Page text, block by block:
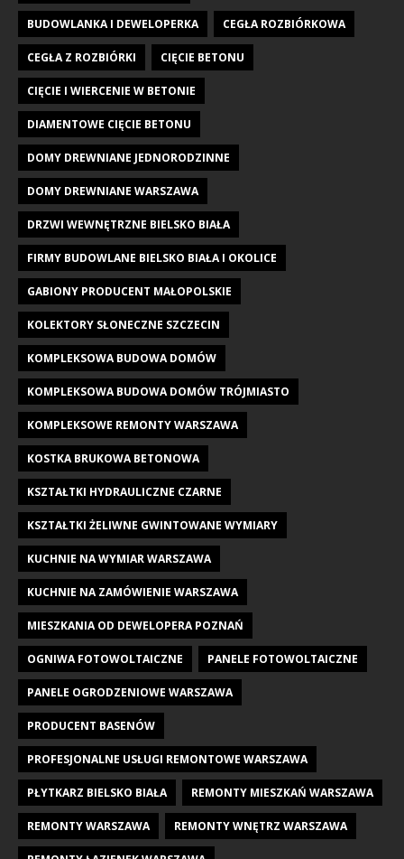
BUDOWLANKA I DEWELOPERKA CEGŁA ROZBIÓRKOWA
CEGŁA Z ROZBIÓRKI CIĘCIE BETONU
CIĘCIE I WIERCENIE W BETONIE
DIAMENTOWE CIĘCIE BETONU
DOMY DREWNIANE JEDNORODZINNE
DOMY DREWNIANE WARSZAWA
DRZWI WEWNĘTRZNE BIELSKO BIAŁA
FIRMY BUDOWLANE BIELSKO BIAŁA I OKOLICE
GABIONY PRODUCENT MAŁOPOLSKIE
KOLEKTORY SŁONECZNE SZCZECIN
KOMPLEKSOWA BUDOWA DOMÓW
KOMPLEKSOWA BUDOWA DOMÓW TRÓJMIASTO
KOMPLEKSOWE REMONTY WARSZAWA
KOSTKA BRUKOWA BETONOWA
KSZTAŁTKI HYDRAULICZNE CZARNE
KSZTAŁTKI ŻELIWNE GWINTOWANE WYMIARY
KUCHNIE NA WYMIAR WARSZAWA
KUCHNIE NA ZAMÓWIENIE WARSZAWA
MIESZKANIA OD DEWELOPERA POZNAŃ
OGNIWA FOTOWOLTAICZNE PANELE FOTOWOLTAICZNE
PANELE OGRODZENIOWE WARSZAWA
PRODUCENT BASENÓW
PROFESJONALNE USŁUGI REMONTOWE WARSZAWA
PŁYTKARZ BIELSKO BIAŁA REMONTY MIESZKAŃ WARSZAWA
REMONTY WARSZAWA REMONTY WNĘTRZ WARSZAWA